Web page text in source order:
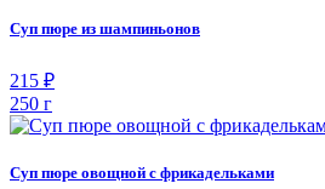
Суп пюре из шампиньонов
215 ₽
250 г
Суп пюре овощной с фрикадельками